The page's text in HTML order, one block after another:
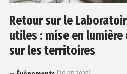
Retour sur le
utiles : mise en
sur les territoires